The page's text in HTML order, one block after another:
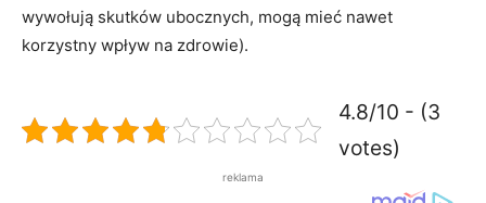
wywołują skutków ubocznych, mogą mieć nawet
korzystny wpływ na zdrowie).
4.8/10 - (3
votes)
reklama